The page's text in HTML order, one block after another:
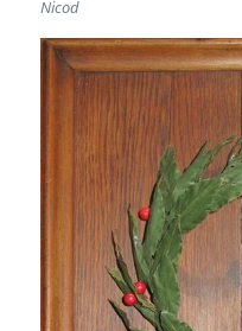
Nicod